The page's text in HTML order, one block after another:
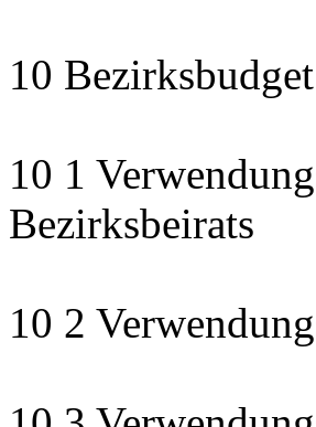
10 Bezirksbudget
10 1
Bezirksbeirats
10 2